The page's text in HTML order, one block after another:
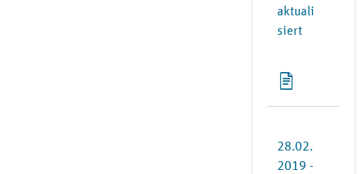
aktuali
siert
28.02.
2019 -